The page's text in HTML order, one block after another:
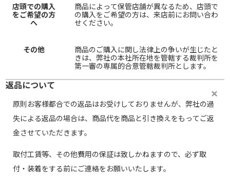
店頭での購入
をご希望の方
へ
商品によって保管店舗が異なるため、店頭で
の購入をご希望の方は、来店前にお問い合わ
せください。
その他
商品のご購入に関し法律上の争いが生じたと
きは、弊社の本社所在地を管轄する裁判所を
第一審の専属的合意管轄裁判所とします。
返品について
原則お客様都合での返品はお受けしておりませんが、弊社の過
失による返品の場合は、商品代を商品と引き換えをもってご返
金させていただきます。
取付工賃等、その他費用の保証は致しかねますので、必ず取
付・装着をする前にご連絡をお願いいたします。